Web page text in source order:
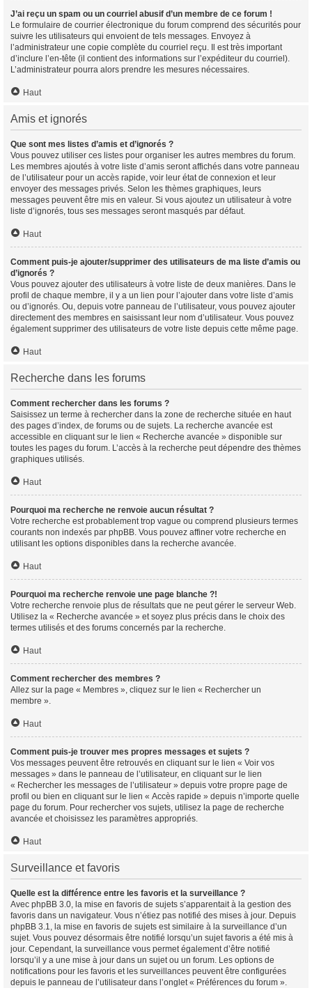
J’ai reçu un spam ou un courriel abusif d’un membre de ce forum !
Le formulaire de courrier électronique du forum comprend des sécurités pour
suivre les utilisateurs qui envoient de tels messages. Envoyez à
l’administrateur une copie complète du courriel reçu. Il est très important
d’inclure l’en-tête (il contient des informations sur l’expéditeur du courriel).
L’administrateur pourra alors prendre les mesures nécessaires.
Haut
Amis et ignorés
Que sont mes listes d’amis et d’ignorés ?
Vous pouvez utiliser ces listes pour organiser les autres membres du forum.
Les membres ajoutés à votre liste d’amis seront affichés dans votre panneau
de l’utilisateur pour un accès rapide, voir leur état de connexion et leur
envoyer des messages privés. Selon les thèmes graphiques, leurs
messages peuvent être mis en valeur. Si vous ajoutez un utilisateur à votre
liste d’ignorés, tous ses messages seront masqués par défaut.
Haut
Comment puis-je ajouter/supprimer des utilisateurs de ma liste d’amis ou
d’ignorés ?
Vous pouvez ajouter des utilisateurs à votre liste de deux manières. Dans le
profil de chaque membre, il y a un lien pour l’ajouter dans votre liste d’amis
ou d’ignorés. Ou, depuis votre panneau de l’utilisateur, vous pouvez ajouter
directement des membres en saisissant leur nom d’utilisateur. Vous pouvez
également supprimer des utilisateurs de votre liste depuis cette même page.
Haut
Recherche dans les forums
Comment rechercher dans les forums ?
Saisissez un terme à rechercher dans la zone de recherche située en haut
des pages d’index, de forums ou de sujets. La recherche avancée est
accessible en cliquant sur le lien « Recherche avancée » disponible sur
toutes les pages du forum. L’accès à la recherche peut dépendre des thèmes
graphiques utilisés.
Haut
Pourquoi ma recherche ne renvoie aucun résultat ?
Votre recherche est probablement trop vague ou comprend plusieurs termes
courants non indexés par phpBB. Vous pouvez affiner votre recherche en
utilisant les options disponibles dans la recherche avancée.
Haut
Pourquoi ma recherche renvoie une page blanche ?!
Votre recherche renvoie plus de résultats que ne peut gérer le serveur Web.
Utilisez la « Recherche avancée » et soyez plus précis dans le choix des
termes utilisés et des forums concernés par la recherche.
Haut
Comment rechercher des membres ?
Allez sur la page « Membres », cliquez sur le lien « Rechercher un
membre ».
Haut
Comment puis-je trouver mes propres messages et sujets ?
Vos messages peuvent être retrouvés en cliquant sur le lien « Voir vos
messages » dans le panneau de l’utilisateur, en cliquant sur le lien
« Rechercher les messages de l’utilisateur » depuis votre propre page de
profil ou bien en cliquant sur le lien « Accès rapide » depuis n’importe quelle
page du forum. Pour rechercher vos sujets, utilisez la page de recherche
avancée et choisissez les paramètres appropriés.
Haut
Surveillance et favoris
Quelle est la différence entre les favoris et la surveillance ?
Avec phpBB 3.0, la mise en favoris de sujets s’apparentait à la gestion des
favoris dans un navigateur. Vous n’étiez pas notifié des mises à jour. Depuis
phpBB 3.1, la mise en favoris de sujets est similaire à la surveillance d’un
sujet. Vous pouvez désormais être notifié lorsqu’un sujet favoris a été mis à
jour. Cependant, la surveillance vous permet également d’être notifié
lorsqu’il y a une mise à jour dans un sujet ou un forum. Les options de
notifications pour les favoris et les surveillances peuvent être configurées
depuis le panneau de l’utilisateur dans l’onglet « Préférences du forum ».